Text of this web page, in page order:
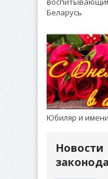
Беларусь
Юбиляр и
Новости